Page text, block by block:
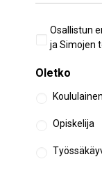
Aiempi
Osallistun
ja Simojen
Oletko
Koululainen
Opiskelija